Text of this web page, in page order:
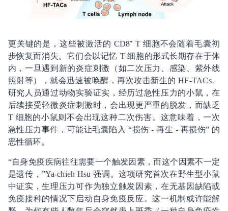
更关键的是，这些被激活的 CD8⁺ T 细胞不会随着毛囊初
步恢复而消失。它们会以记忆 T 细胞的形式长期存在于体
内，一旦遇到新的炎症刺激（如二次压力、感染、紫外线
照射等），就会迅速被唤醒，再次攻击新生的 HF-TACs。
研究人员通过动物实验证实，经历过急性压力的小鼠，在
后续接受轻微炎症刺激时，会出现更严重的脱发，而缺乏
T 细胞的小鼠则不会出现这种二次伤害。这意味着，一次
急性压力事件，可能让毛囊陷入 “损伤 - 再生 - 再损伤” 的
恶性循环。
“自身免疫疾病往往需要一个触发因素，而这个因素不一定
是遗传，”Ya-chieh Hsu 强调。这项研究首次在野生型小鼠
中证实，生理压力可作为独立触发因素，在无基因缺陷或
免疫接种的情况下启动自身免疫反应。这一机制或许能解